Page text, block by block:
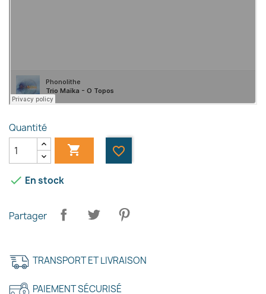
Quantité
 favorite_border
 En stock
Partager
TRANSPORT ET LIVRAISON
PAIEMENT SÉCURISÉ